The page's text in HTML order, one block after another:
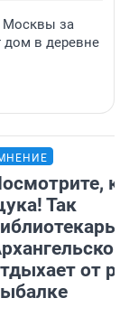
Москвы за
дом в деревне
Так
от